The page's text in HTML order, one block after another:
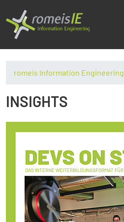
romeis Information Engineering
INSIGHTS